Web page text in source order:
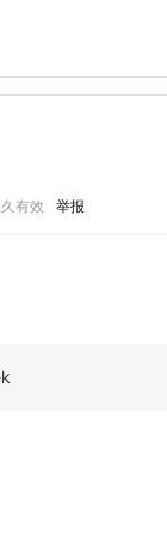
有效 举报